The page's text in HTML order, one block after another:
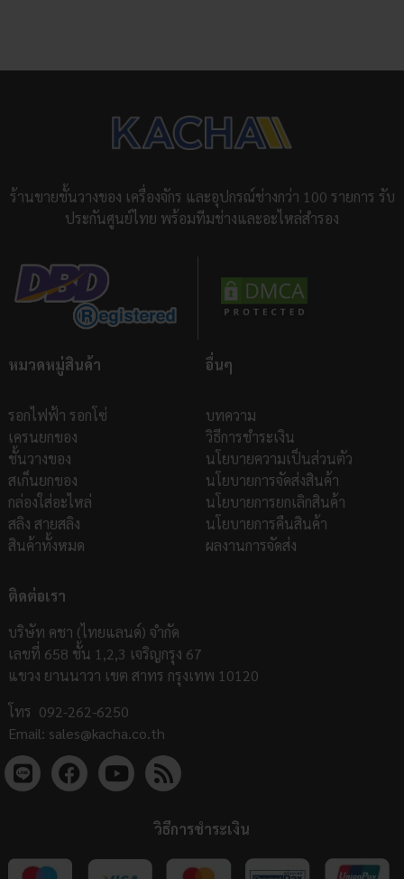
ร้านขายชั้นวางของ เครื่องจักร และอุปกรณ์ช่างกว่า 100 รายการ รับ
ประกันศูนย์ไทย พร้อมทีมช่างและอะไหล่สำรอง
หมวดหมู่สินค้า
รอกไฟฟ้า รอกโซ่
เครนยกของ
ชั้นวางของ
สเก็นยกของ
กล่องใส่อะไหล่
สลิง สายสลิง
สินค้าทั้งหมด
อื่นๆ
บทความ
วิธีการชำระเงิน
นโยบายความเป็นส่วนตัว
นโยบายการจัดส่งสินค้า
นโยบายการยกเลิกสินค้า
นโยบายการคืนสินค้า
ผลงานการจัดส่ง
ติดต่อเรา
บริษัท คชา (ไทยแลนด์) จำกัด
เลขที่ 658 ชั้น 1,2,3 เจริญกรุง 67
แขวง ยานนาวา เขต สาทร กรุงเทพ 10120
โทร 092-262-6250
Email: sales@kacha.co.th
วิธีการชำระเงิน